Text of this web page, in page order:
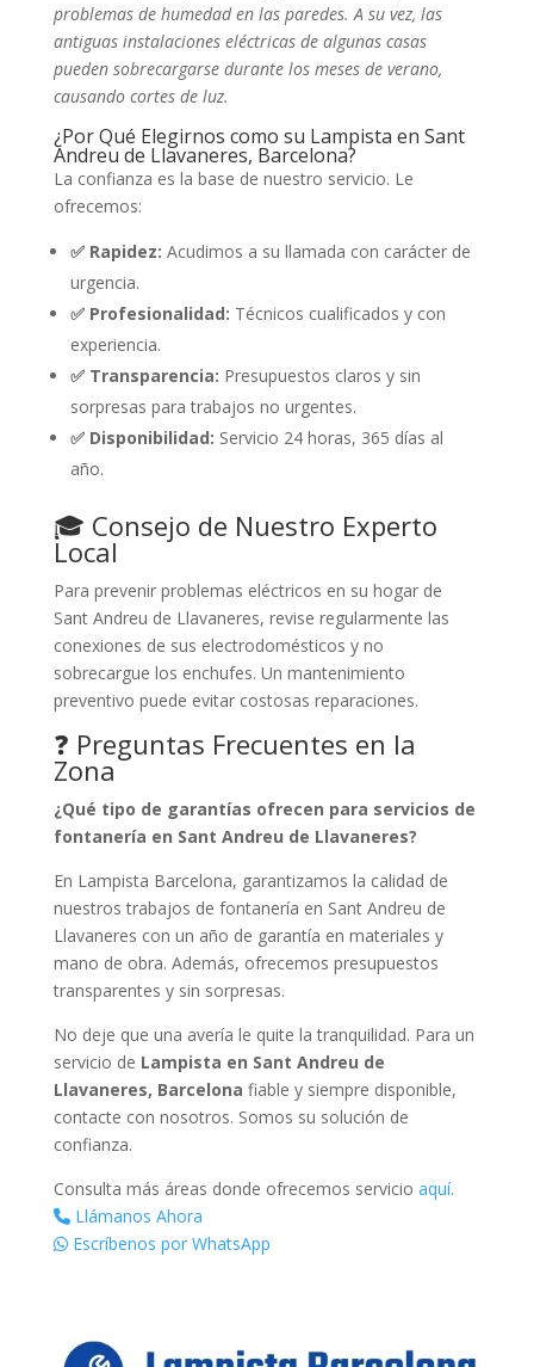
problemas de humedad en las paredes. A su vez, las
antiguas instalaciones eléctricas de algunas casas
pueden sobrecargarse durante los meses de verano,
causando cortes de luz.
¿Por Qué Elegirnos como su Lampista en Sant
Andreu de Llavaneres, Barcelona?
La confianza es la base de nuestro servicio. Le
ofrecemos:
✅ Rapidez: Acudimos a su llamada con carácter de
urgencia.
✅ Profesionalidad: Técnicos cualificados y con
experiencia.
✅ Transparencia: Presupuestos claros y sin
sorpresas para trabajos no urgentes.
✅ Disponibilidad: Servicio 24 horas, 365 días al
año.
🎓 Consejo de Nuestro Experto
Local
Para prevenir problemas eléctricos en su hogar de
Sant Andreu de Llavaneres, revise regularmente las
conexiones de sus electrodomésticos y no
sobrecargue los enchufes. Un mantenimiento
preventivo puede evitar costosas reparaciones.
❓ Preguntas Frecuentes en la
Zona
¿Qué tipo de garantías ofrecen para servicios de
fontanería en Sant Andreu de Llavaneres?
En Lampista Barcelona, garantizamos la calidad de
nuestros trabajos de fontanería en Sant Andreu de
Llavaneres con un año de garantía en materiales y
mano de obra. Además, ofrecemos presupuestos
transparentes y sin sorpresas.
No deje que una avería le quite la tranquilidad. Para un
servicio de Lampista en Sant Andreu de
Llavaneres, Barcelona fiable y siempre disponible,
contacte con nosotros. Somos su solución de
confianza.
Consulta más áreas donde ofrecemos servicio aquí.
Llámanos Ahora
Escríbenos por WhatsApp